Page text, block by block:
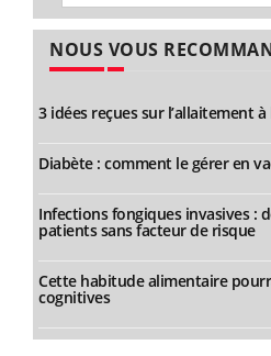
NOUS VOUS
3 idées reçues sur l’allaitement
Diabète : comment le gérer en
Infections fongiques invasives :
patients sans facteur de risque
Cette habitude alimentaire
cognitives